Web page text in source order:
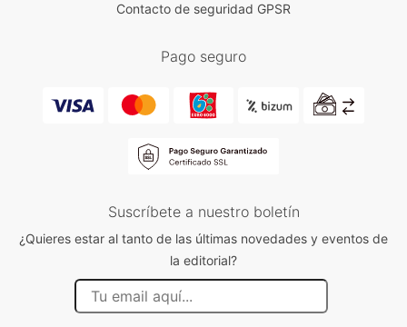
Contacto de seguridad GPSR
Pago seguro
Suscríbete a nuestro boletín
¿Quieres estar al tanto de las últimas novedades y eventos de
la editorial?